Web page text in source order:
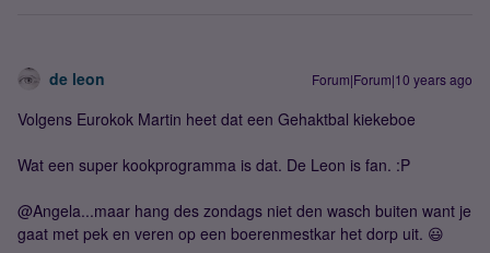
de leon Forum|Forum|10 years ago
Volgens Eurokok Martin heet dat een Gehaktbal kiekeboe
Wat een super kookprogramma is dat. De Leon is fan. :P
@Angela...maar hang des zondags niet den wasch buiten want je
gaat met pek en veren op een boerenmestkar het dorp uit. 😃